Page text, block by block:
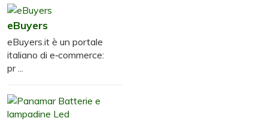
eBuyers
eBuyers.it è un portale
italiano di e‑commerce:
pr ...